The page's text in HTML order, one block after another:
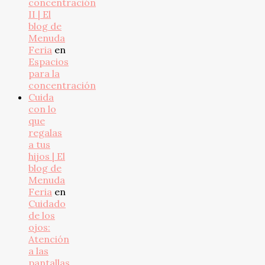
II | El
blog de
Menuda
Feria en
Espacios
para la
concentración
Cuida
con lo
que
regalas
a tus
hijos | El
blog de
Menuda
Feria en
Cuidado
de los
ojos:
Atención
a las
pantallas